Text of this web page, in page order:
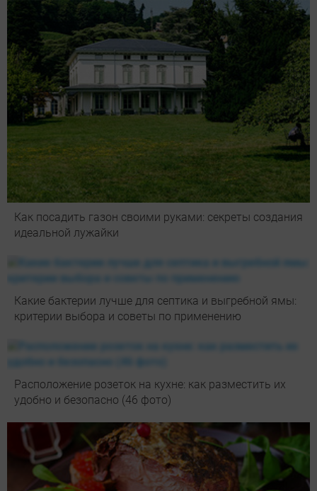
Как посадить газон своими руками: секреты создания
идеальной лужайки
Какие бактерии лучше для септика и выгребной ямы:
критерии выбора и советы по применению
Расположение розеток на кухне: как разместить их
удобно и безопасно (46 фото)